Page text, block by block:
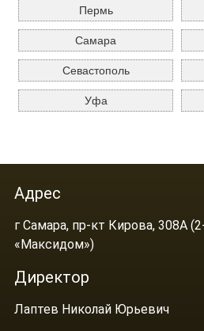
Пермь
Самара
Севастополь
Уфа
Адрес
г Самара, пр-кт Кирова, 308А
«Максидом»)
Директор
Лаптев Николай Юрьевич